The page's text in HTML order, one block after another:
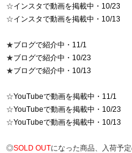
☆インスタで動画を掲載中・10/23
☆インスタで動画を掲載中・10/13
★ブログで紹介中・11/1
★ブログで紹介中・10/23
★ブログで紹介中・10/13
☆YouTubeで動画を掲載中・11/1
☆YouTubeで動画を掲載中・10/23
☆YouTubeで動画を掲載中・10/13
◎SOLD OUTになった商品、入荷予